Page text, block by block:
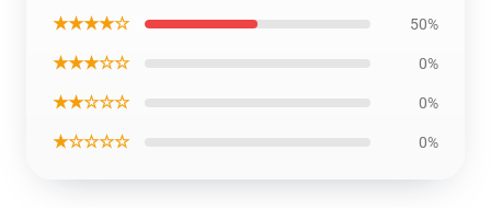
★★★★☆ 50%
★★★☆☆ 0%
★★☆☆☆ 0%
★☆☆☆☆ 0%